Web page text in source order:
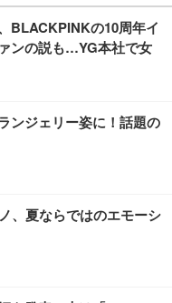
BLACKPINKの10周年イ
ンの説も…YG本社で女
ンジェリー姿に！話題の
、夏ならではのエモーシ